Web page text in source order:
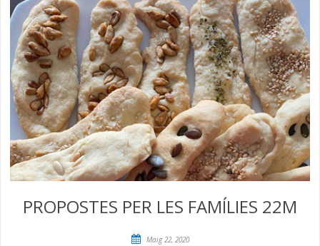
PROPOSTES PER LES FAMÍLIES 22M
Maig 22, 2020